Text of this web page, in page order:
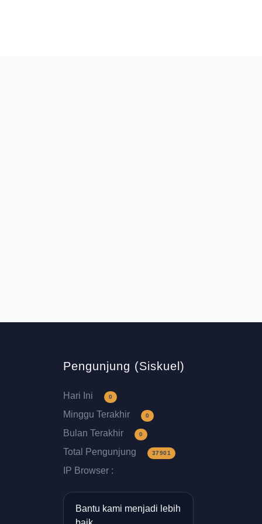
Pengunjung (Siskuel)
Hari Ini 0
Minggu Terakhir 0
Bulan Terakhir 0
Total Pengunjung 37901
IP Browser :
Bantu kami menjadi lebih